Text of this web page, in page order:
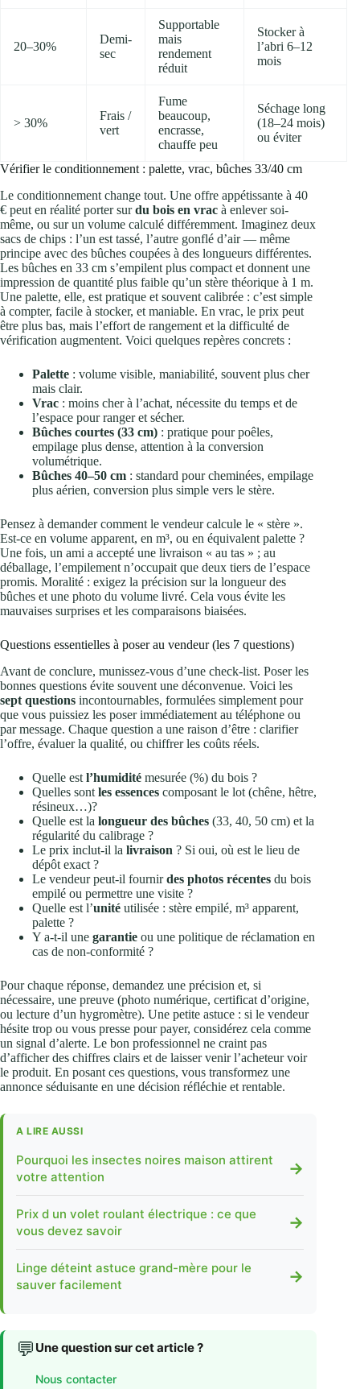
20–30%
Demi-
sec
Supportable
mais
rendement
réduit
Stocker à
l’abri 6–12
mois
> 30%
Frais /
vert
Fume
beaucoup,
encrasse,
chauffe peu
Séchage long
(18–24 mois)
ou éviter
Vérifier le conditionnement : palette, vrac, bûches 33/40 cm
Le conditionnement change tout. Une offre appétissante à 40
€ peut en réalité porter surdu bois en vrac à enlever soi-
même, ou sur un volume calculé différemment. Imaginez deux
sacs de chips : l’un est tassé, l’autre gonflé d’air — même
principe avec des bûches coupées à des longueurs différentes.
Les bûches en 33 cm s’empilent plus compact et donnent une
impression de quantité plus faible qu’un stère théorique à 1 m.
Une palette, elle, est pratique et souvent calibrée : c’est simple
à compter, facile à stocker, et maniable. En vrac, le prix peut
être plus bas, mais l’effort de rangement et la difficulté de
vérification augmentent. Voici quelques repères concrets :
Palette : volume visible, maniabilité, souvent plus cher
mais clair.
Vrac : moins cher à l’achat, nécessite du temps et de
l’espace pour ranger et sécher.
Bûches courtes (33 cm) : pratique pour poêles,
empilage plus dense, attention à la conversion
volumétrique.
Bûches 40–50 cm : standard pour cheminées, empilage
plus aérien, conversion plus simple vers le stère.
Pensez à demander comment le vendeur calcule le « stère ».
Est-ce en volume apparent, en m³, ou en équivalent palette ?
Une fois, un ami a accepté une livraison « au tas » ; au
déballage, l’empilement n’occupait que deux tiers de l’espace
promis. Moralité : exigez la précision sur la longueur des
bûches et une photo du volume livré. Cela vous évite les
mauvaises surprises et les comparaisons biaisées.
Questions essentielles à poser au vendeur (les 7 questions)
Avant de conclure, munissez-vous d’une check-list. Poser les
bonnes questions évite souvent une déconvenue. Voici les
sept questions incontournables, formulées simplement pour
que vous puissiez les poser immédiatement au téléphone ou
par message. Chaque question a une raison d’être : clarifier
l’offre, évaluer la qualité, ou chiffrer les coûts réels.
Quelle est l’humidité mesurée (%) du bois ?
Quelles sont les essences composant le lot (chêne, hêtre,
résineux…)?
Quelle est la longueur des bûches (33, 40, 50 cm) et la
régularité du calibrage ?
Le prix inclut-il la livraison ? Si oui, où est le lieu de
dépôt exact ?
Le vendeur peut-il fournirdes photos récentes du bois
empilé ou permettre une visite ?
Quelle est l’unité utilisée : stère empilé, m³ apparent,
palette ?
Y a-t-il une garantie ou une politique de réclamation en
cas de non-conformité ?
Pour chaque réponse, demandez une précision et, si
nécessaire, une preuve (photo numérique, certificat d’origine,
ou lecture d’un hygromètre). Une petite astuce : si le vendeur
hésite trop ou vous presse pour payer, considérez cela comme
un signal d’alerte. Le bon professionnel ne craint pas
d’afficher des chiffres clairs et de laisser venir l’acheteur voir
le produit. En posant ces questions, vous transformez une
annonce séduisante en une décision réfléchie et rentable.
A LIRE AUSSI
Pourquoi les insectes noires maison attirent
votre attention
→
Prix d un volet roulant électrique : ce que
vous devez savoir
→
Linge déteint astuce grand-mère pour le
sauver facilement
→
💬 Une question sur cet article ?
Nous contacter